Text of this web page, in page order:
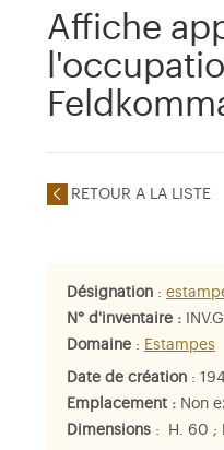
Affiche
RETOUR A LA LISTE
Désignation :
N° d'inventaire :
Domaine : Estampes
Date de création :
Emplacement : Non
Dimensions : H. 60 ;